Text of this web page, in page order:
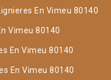
En Vimeu 80140
Vimeu 80140
En Vimeu 80140
En Vimeu 80140